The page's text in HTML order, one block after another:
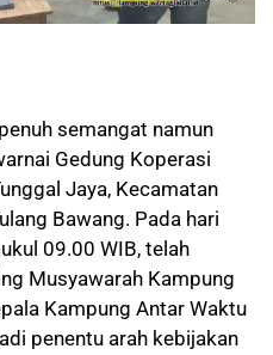
semangat namun
Gedung Koperasi
Jaya, Kecamatan
Bawang. Pada hari
09.00 WIB, telah
Musyawarah Kampung
Kampung Antar Waktu
penentu arah kebijakan